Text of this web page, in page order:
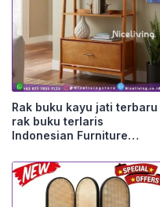
Rak buku kayu jati terbaru
rak buku terlaris
Indonesian Furniture